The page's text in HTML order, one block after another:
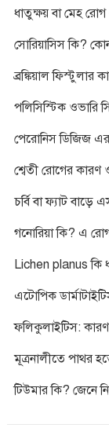
ধাতুক্ষয় বা মেহ
সোরিয়াসিস কি?
ব্রঙ্কিয়াল ফিস্টুলার
পলিসিস্টিক ওভারি
পেরোনিস ডিজিজ
শ্বেতী রোগের কারণ
চর্বি বা ফ্যাট বাড়ে
গনোরিয়া কি? এ
Lichen planus কি
এটোপিক
ফলিকুলাইটিস:
মূত্রনালীতে পাথর
টিউমার কি? জেনে